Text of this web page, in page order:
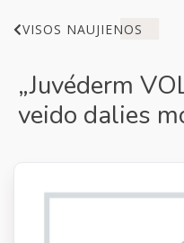
VISOS NAUJIENOS
„Juvéderm
veido dalies